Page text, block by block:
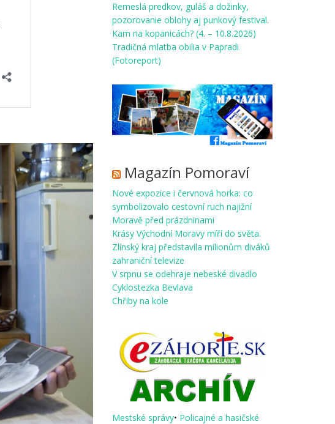
Remeslá predkov, guláš a dožinky,
pozorovanie oblohy aj punkový festival.
Kam na kopanicách? (4. – 10.8.2026)
Tradičná mlatba obilia v Papradi
(Fotoreport)
Magazín Pomoraví
Nové expozice i červnová horka: co
symbolizovalo cestovní ruch najižní
Moravě před prázdninami
Krásy Východní Moravy míří do světa.
Zlínský kraj představila milionům diváků
zahraniční televize
V srpnu se odehraje nebeské divadlo
Cyklostezka Bevlava
Chřiby na kole
Mestské správy• Policajné a hasičské